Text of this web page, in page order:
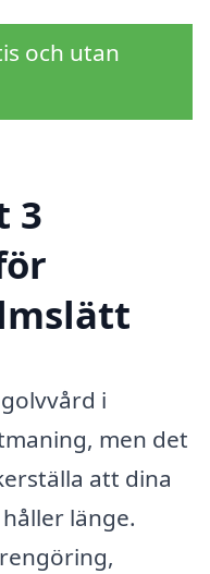
och utan
3
i
men det
att dina
länge.